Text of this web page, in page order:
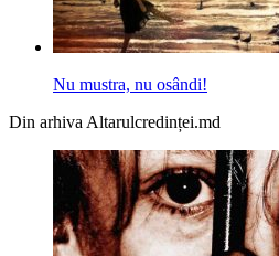
Nu mustra, nu osândi!
Din arhiva Altarulcredinței.md